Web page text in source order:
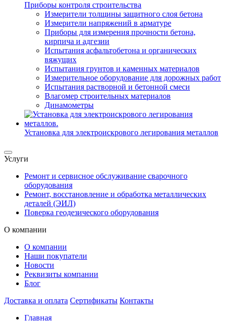
Приборы контроля строительства
Измерители толщины защитного слоя бетона
Измерители напряжений в арматуре
Приборы для измерения прочности бетона,
кирпича и адгезии
Испытания асфальтобетона и органических
вяжущих
Испытания грунтов и каменных материалов
Измерительное оборудование для дорожных работ
Испытания растворной и бетонной смеси
Влагомер строительных материалов
Динамометры
Установка для электроискрового легирования металлов
Услуги
Ремонт и сервисное обслуживание сварочного
оборудования
Ремонт, восстановление и обработка металлических
деталей (ЭИЛ)
Поверка геодезического оборудования
О компании
О компании
Наши покупатели
Новости
Реквизиты компании
Блог
Доставка и оплата Сертификаты Контакты
Главная